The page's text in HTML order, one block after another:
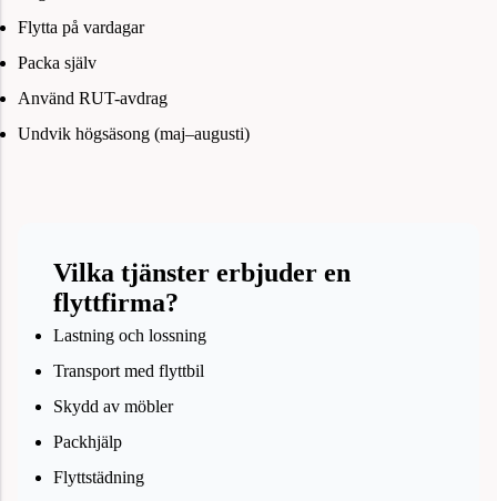
Flytta på vardagar
Packa själv
Använd RUT-avdrag
Undvik högsäsong (maj–augusti)
Vilka tjänster erbjuder en
flyttfirma?
Lastning och lossning
Transport med flyttbil
Skydd av möbler
Packhjälp
Flyttstädning